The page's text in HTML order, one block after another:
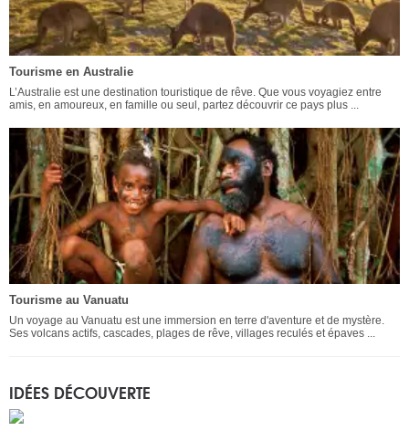
Tourisme en Australie
L’Australie est une destination touristique de rêve. Que vous voyagiez entre
amis, en amoureux, en famille ou seul, partez découvrir ce pays plus ...
Tourisme au Vanuatu
Un voyage au Vanuatu est une immersion en terre d'aventure et de mystère.
Ses volcans actifs, cascades, plages de rêve, villages reculés et épaves ...
IDÉES DÉCOUVERTE